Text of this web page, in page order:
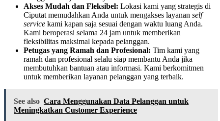
Akses Mudah dan Fleksibel: Lokasi kami yang strategis di
Ciputat memudahkan Anda untuk mengakses layanan self
service kami kapan saja sesuai dengan waktu luang Anda.
Kami beroperasi selama 24 jam untuk memberikan
fleksibilitas maksimal kepada pelanggan.
Petugas yang Ramah dan Profesional: Tim kami yang
ramah dan profesional selalu siap membantu Anda jika
membutuhkan bantuan atau informasi. Kami berkomitmen
untuk memberikan layanan pelanggan yang terbaik.
See also Cara Menggunakan Data Pelanggan untuk
Meningkatkan Customer Experience